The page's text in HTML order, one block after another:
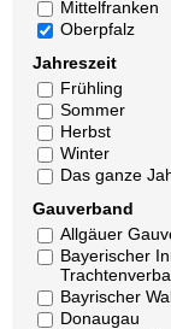
Mittelfranken
Oberpfalz
Jahreszeit
Frühling
Sommer
Herbst
Winter
Das ganze
Gauverband
Allgäuer
Bayerischer
Bayrischer
Donaugau